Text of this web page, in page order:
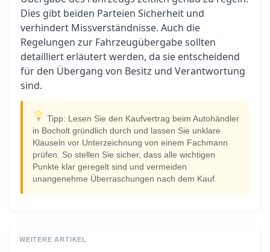
Dies gibt beiden Parteien Sicherheit und
verhindert Missverständnisse. Auch die
Regelungen zur Fahrzeugübergabe sollten
detailliert erläutert werden, da sie entscheidend
für den Übergang von Besitz und Verantwortung
sind.
Tipp: Lesen Sie den Kaufvertrag beim Autohändler
in Bocholt gründlich durch und lassen Sie unklare
Klauseln vor Unterzeichnung von einem Fachmann
prüfen. So stellen Sie sicher, dass alle wichtigen
Punkte klar geregelt sind und vermeiden
unangenehme Überraschungen nach dem Kauf.
WEITERE ARTIKEL